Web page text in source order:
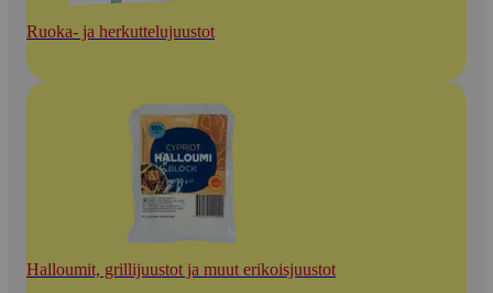
Ruoka- ja herkuttelujuustot
Halloumit, grillijuustot ja muut erikoisjuustot